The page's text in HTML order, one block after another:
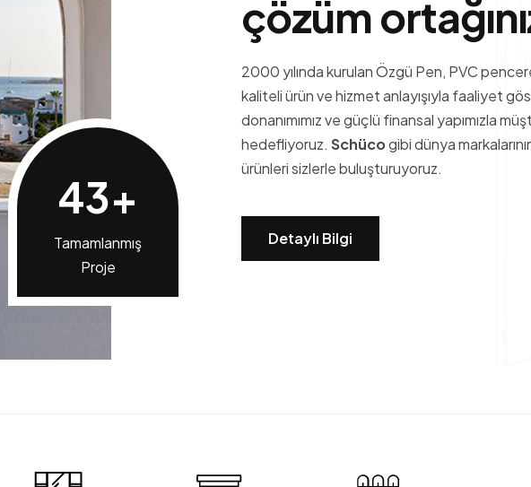
89+
Tamamlanmış
Proje
çözümortağını
2000 yılında kurulan Özgü Pen, PVC
kaliteli ürün ve hizmet anlayışıyla faaliyet
donanımımız ve güçlü finansal yapımızla
hedefliyoruz. Schücogibi dünya
ürünleri sizlerle buluşturuyoruz.
Detaylı Bilgi